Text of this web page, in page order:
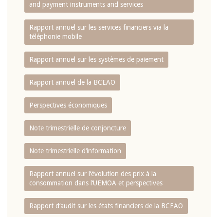
and payment instruments and services
Rapport annuel sur les services financiers via la
téléphonie mobile
Rapport annuel sur les systèmes de paiement
Rapport annuel de la BCEAO
Perspectives économiques
Note trimestrielle de conjoncture
Note trimestrielle d‘information
Rapport annuel sur l‘évolution des prix à la
consommation dans l‘UEMOA et perspectives
Rapport d‘audit sur les états financiers de la BCEAO